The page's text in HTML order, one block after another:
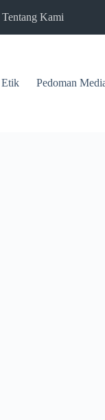
Tentang Kami
Pedoman